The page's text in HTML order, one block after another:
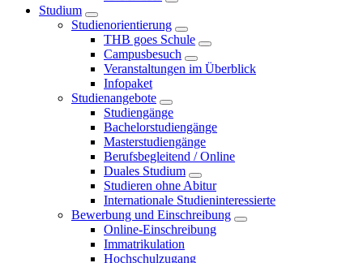
Studium
Studienorientierung
THB goes Schule
Campusbesuch
Veranstaltungen im Überblick
Infopaket
Studienangebote
Studiengänge
Bachelorstudiengänge
Masterstudiengänge
Berufsbegleitend / Online
Duales Studium
Studieren ohne Abitur
Internationale Studieninteressierte
Bewerbung und Einschreibung
Online-Einschreibung
Immatrikulation
Hochschulzugang